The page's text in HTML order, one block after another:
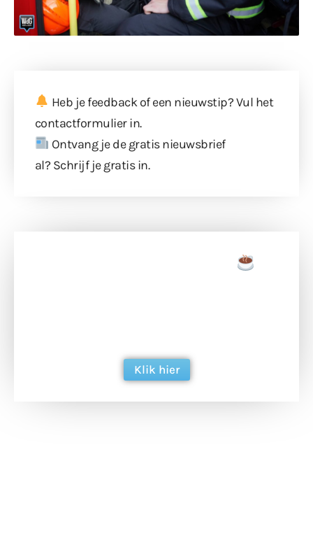
Heb je feedback of een nieuwstip? Vul het
contactformulierin.
Ontvang je de gratis nieuwsbrief
al? Schrijf je gratis in.
Klik hier